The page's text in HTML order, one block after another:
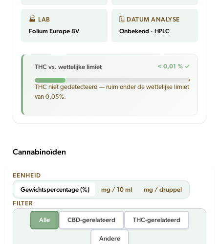
🏭 LAB
Folium Europe BV
🗓 DATUM ANALYSE
Onbekend · HPLC
THC vs. wettelijke limiet < 0,01 % ✓
THC niet gedetecteerd — ruim onder de wettelijke limiet
van 0,05%.
Cannabinoïden
EENHEID
Gewichtspercentage (%)
mg / 10 ml
mg / druppel
FILTER
Alle CBD-gerelateerd THC-gerelateerd
Andere